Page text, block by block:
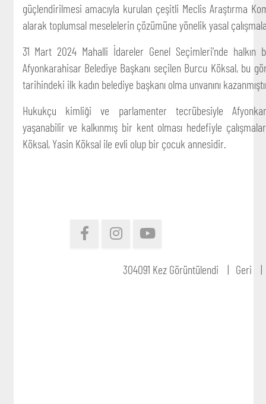
güçlendirilmesi amacıyla kurulan çeşitli Meclis Araştırma
alarak toplumsal meselelerin çözümüne yönelik yasal
31 Mart 2024 Mahalli İdareler Genel Seçimleri’nde halkın
Afyonkarahisar Belediye Başkanı seçilen Burcu Köksal, bu
tarihindeki ilk kadın belediye başkanı olma unvanını
Hukukçu kimliği ve parlamenter tecrübesiyle
yaşanabilir ve kalkınmış bir kent olması hedefiyle
Köksal, Yasin Köksal ile evli olup bir çocuk annesidir.
304091 Kez Görüntülendi Geri